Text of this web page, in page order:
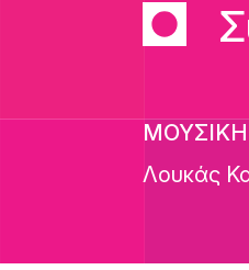
Λουκάς